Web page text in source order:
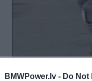
BMWPower.lv - Do